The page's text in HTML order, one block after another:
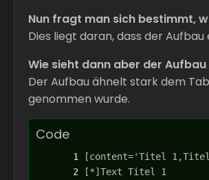
Nun fragt man sich bestimmt,
Dies liegt daran, dass der
Wie sieht dann aber der Aufbau
Der Aufbau ähnelt stark dem
genommen wurde.
Code